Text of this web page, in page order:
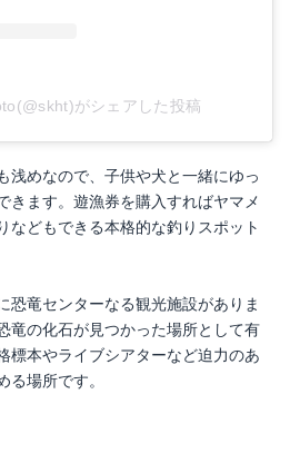
がシェアした投稿
浅めなので、子供や犬と一緒にゆっ
きます。遊漁券を購入すればヤマメ
などもできる本格的な釣りスポット
恐竜センターなる観光施設がありま
竜の化石が見つかった場所として有
標本やライブシアターなど迫力のあ
る場所です。